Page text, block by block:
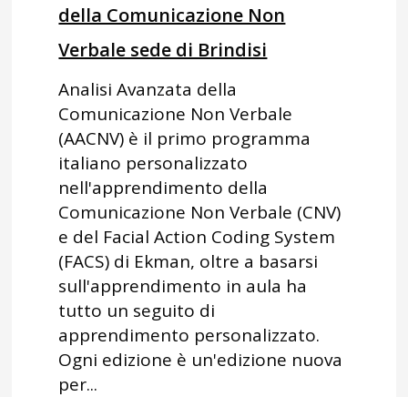
della Comunicazione Non
Verbale sede di Brindisi
Analisi Avanzata della
Comunicazione Non Verbale
(AACNV) è il primo programma
italiano personalizzato
nell'apprendimento della
Comunicazione Non Verbale (CNV)
e del Facial Action Coding System
(FACS) di Ekman, oltre a basarsi
sull'apprendimento in aula ha
tutto un seguito di
apprendimento personalizzato.
Ogni edizione è un'edizione nuova
per...